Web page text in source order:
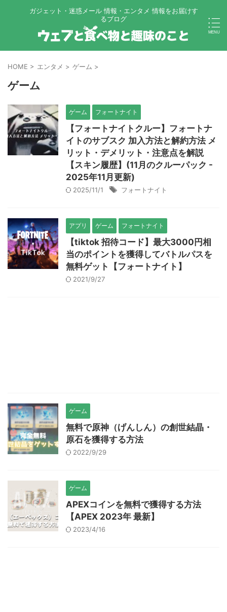
ガジェット・迷惑メール 情報・エンタメ 情報をお届けす
るブログ
HOME > エンタメ > ゲーム >
ゲーム
ゲーム フォートナイト
【フォートナイトクルー】フォートナ
イトのサブスク 加入方法と解約方法 メ
リット・デメリット・注意点を解説
【スキン履歴】(11月のクルーパック -
2025年11月更新)
2025/11/1 フォートナイト
アプリ ゲーム フォートナイト
【tiktok 招待コード】最大3000円相
当のポイントを獲得してバトルパスを
無料ゲット【フォートナイト】
2021/9/27
ゲーム
無料で原神（げんしん）の創世結晶・
原石を獲得する方法
2022/9/29
ゲーム
APEXコインを無料で獲得する方法
【APEX 2023年 最新】
2023/4/16